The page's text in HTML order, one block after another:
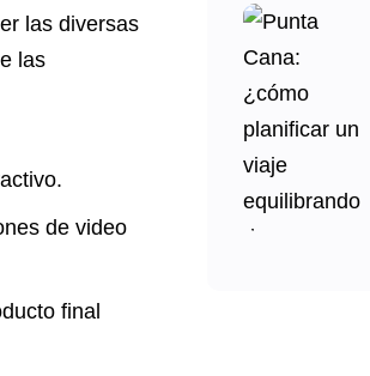
las diversas
las
de video
final